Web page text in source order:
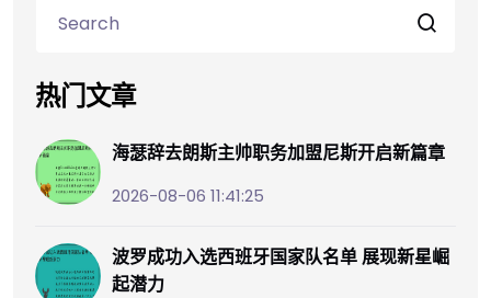
热门文章
海瑟辞去朗斯主帅职务加盟尼斯开启新篇章
2026-08-06 11:41:25
波罗成功入选西班牙国家队名单 展现新星崛
起潜力